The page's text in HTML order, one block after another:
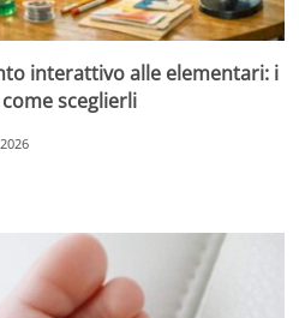
interattivo alle elementari: i
sceglierli